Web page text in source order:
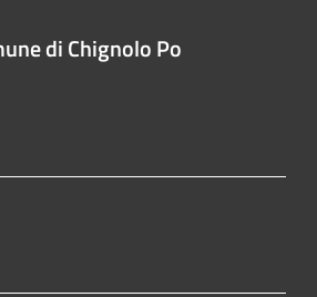
di Chignolo Po